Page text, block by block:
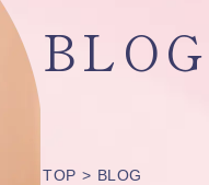
BLOG
TOP BLOG